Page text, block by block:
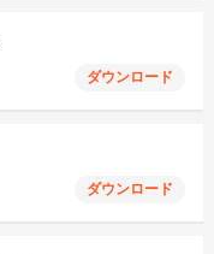
ダウンロード
ダウンロード